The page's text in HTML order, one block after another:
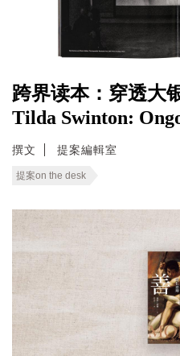
跨界读本：穿透大
Tilda Swinton:
撰文 提案編輯室
提案on the desk